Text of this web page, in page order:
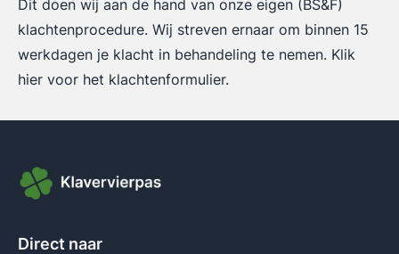
Dit doen wij aan de hand van onze eigen (BS&F)
klachtenprocedure. Wij streven ernaar om binnen 15
werkdagen je klacht in behandeling te nemen. Klik
hier voor het klachtenformulier.
Direct naar